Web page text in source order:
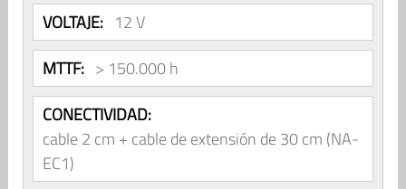
VOLTAJE: 12 V
MTTF: > 150.000 h
CONECTIVIDAD:
cable 2 cm + cable de extensión de 30 cm (NA-
EC1)